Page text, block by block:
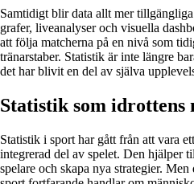
Samtidigt blir data allt mer
grafer, liveanalyser och visuella
att följa matcherna på en nivå som
tränarstaber. Statistik är inte längre
det har blivit en del av själva
Statistik som idrottens
Statistik i sport har gått från att vara
integrerad del av spelet. Den hjälper
spelare och skapa nya strategier.